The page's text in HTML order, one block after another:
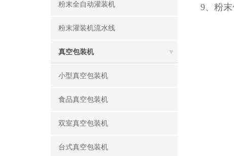
粉末全自动灌装机
粉末灌装机流水线
真空包装机
小型真空包装机
食品真空包装机
双室真空包装机
台式真空包装机
9、粉